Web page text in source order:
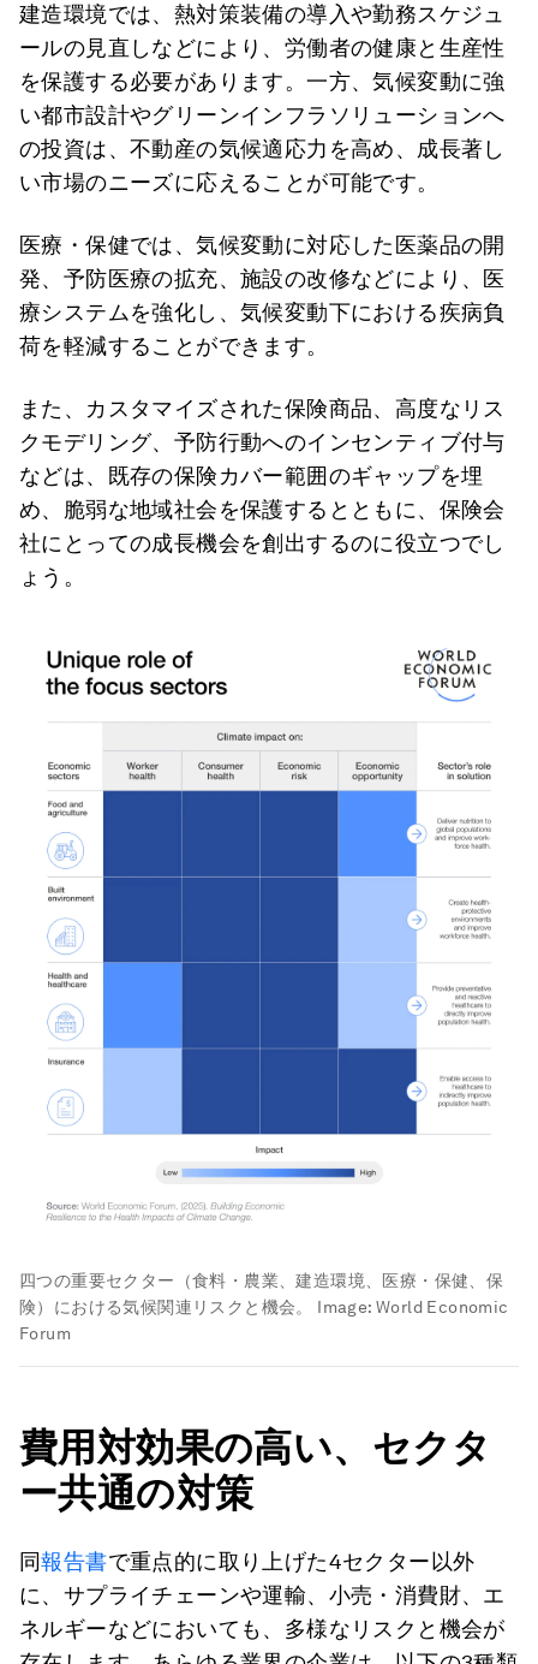
建造環境では、熱対策装備の導入や勤務スケジュ
ールの見直しなどにより、労働者の健康と生産性
を保護する必要があります。一方、気候変動に強
い都市設計やグリーンインフラソリューションへ
の投資は、不動産の気候適応力を高め、成長著し
い市場のニーズに応えることが可能です。
医療・保健では、気候変動に対応した医薬品の開
発、予防医療の拡充、施設の改修などにより、医
療システムを強化し、気候変動下における疾病負
荷を軽減することができます。
また、カスタマイズされた保険商品、高度なリス
クモデリング、予防行動へのインセンティブ付与
などは、既存の保険カバー範囲のギャップを埋
め、脆弱な地域社会を保護するとともに、保険会
社にとっての成長機会を創出するのに役立つでし
ょう。
四つの重要セクター（食料・農業、建造環境、医療・保健、保
険）における気候関連リスクと機会。
Image:World Economic
Forum
費用対効果の高い、 セクタ
ー共通の対策
同報告書で重点的に取り上げた4セクター以外
に、サプライチェーンや運輸、小売・消費財、エ
ネルギーなどにおいても、多様なリスクと機会が